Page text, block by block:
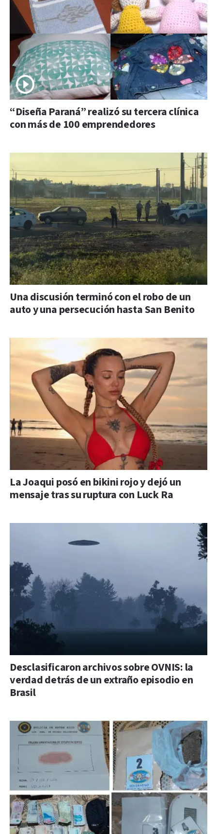
“Diseña Paraná” realizó su tercera clínica
con más de 100 emprendedores
Una discusión terminó con el robo de un
auto y una persecución hasta San Benito
La Joaqui posó en bikini rojo y dejó un
mensaje tras su ruptura con Luck Ra
Desclasificaron archivos sobre OVNIS: la
verdad detrás de un extraño episodio en
Brasil